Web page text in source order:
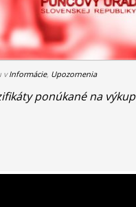
vInformácie, Upozornenia
ponúkané na výkup